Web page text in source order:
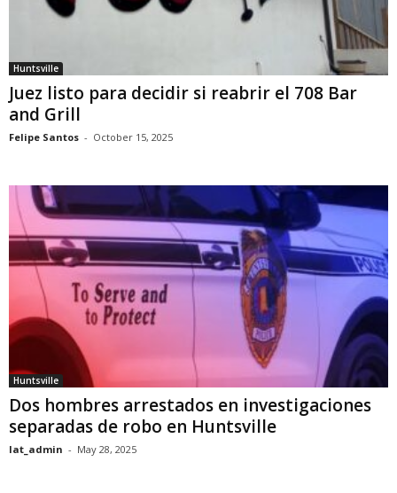
Huntsville
Juez listo para decidir si reabrir el 708 Bar
and Grill
Felipe Santos - October 15, 2025
Huntsville
Dos hombres arrestados en investigaciones
separadas de robo en Huntsville
lat_admin - May 28, 2025